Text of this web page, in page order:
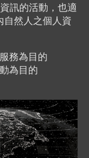
訊的活動，也適
自然人之個人資
務為目的
為目的